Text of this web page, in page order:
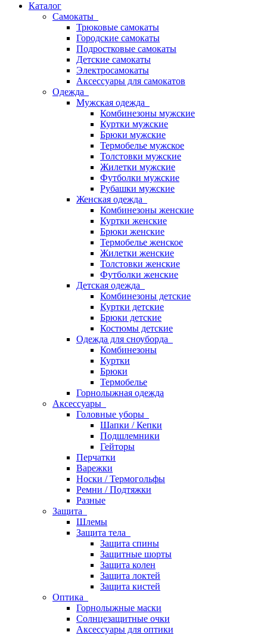
Каталог
Самокаты
Трюковые самокаты
Городские самокаты
Подростковые самокаты
Детские самокаты
Электросамокаты
Аксессуары для самокатов
Одежда
Мужская одежда
Комбинезоны мужские
Куртки мужские
Брюки мужские
Термобелье мужское
Толстовки мужские
Жилетки мужские
Футболки мужские
Рубашки мужские
Женская одежда
Комбинезоны женские
Куртки женские
Брюки женские
Термобелье женское
Жилетки женские
Толстовки женские
Футболки женские
Детская одежда
Комбинезоны детские
Куртки детские
Брюки детские
Костюмы детские
Одежда для сноуборда
Комбинезоны
Куртки
Брюки
Термобелье
Горнолыжная одежда
Аксессуары
Головные уборы
Шапки / Кепки
Подшлемники
Гейторы
Перчатки
Варежки
Носки / Термогольфы
Ремни / Подтяжки
Разные
Защита
Шлемы
Защита тела
Защита спины
Защитные шорты
Защита колен
Защита локтей
Защита кистей
Оптика
Горнолыжные маски
Солнцезащитные очки
Аксессуары для оптики